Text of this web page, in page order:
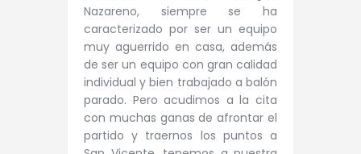
Nazareno, siempre se ha
caracterizado por ser un equipo
muy aguerrido en casa, además
de ser un equipo con gran calidad
individual y bien trabajado a balón
parado. Pero acudimos a la cita
con muchas ganas de afrontar el
partido y traernos los puntos a